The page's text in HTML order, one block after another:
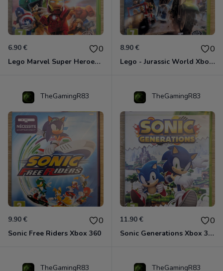
6.90 € 0
Lego Marvel Super Heroes Xbox 360
8.90 € 0
Lego - Jurassic World Xbox 360
TheGamingR83
9.90 € 0
Sonic Free Riders Xbox 360
TheGamingR83
11.90 € 0
Sonic Generations Xbox 360
TheGamingR83 TheGamingR83